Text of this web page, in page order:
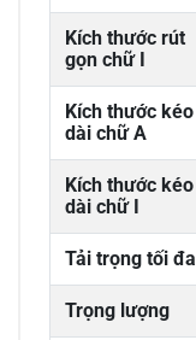
Kích thước rút
gọn chữ I
Kích thước kéo
dài chữ A
Kích thước kéo
dài chữ I
Tải trọng tối đa
Trọng lượng